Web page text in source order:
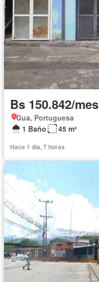
Bs 150.842/mes
Gua, Portuguesa
1 Baño
45 m²
Hace 1 día, 7 horas